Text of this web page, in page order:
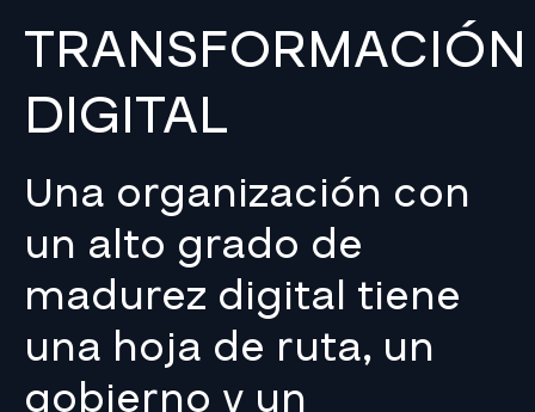
TRANSFORMACIÓN
DIGITAL
Una organización con
un alto grado de
madurez digital tiene
una hoja de ruta, un
gobierno y un